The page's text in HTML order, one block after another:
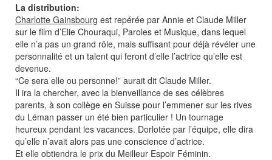
La distribution:
Charlotte Gainsbourg est repérée par Annie et Claude Miller
sur le film d’Elie Chouraqui, Paroles et Musique, dans lequel
elle n’a pas un grand rôle, mais suffisant pour déjà révéler une
personnalité et un talent qui feront d’elle l’actrice qu’elle est
devenue.
“Ce sera elle ou personne!” aurait dit Claude Miller.
Il ira la chercher, avec la bienveillance de ses célèbres
parents, à son collège en Suisse pour l’emmener sur les rives
du Léman passer un été bien particulier ! Un tournage
heureux pendant les vacances. Dorlotée par l’équipe, elle dira
qu’elle n’avait alors pas une conscience d’actrice.
Et elle obtiendra le prix du Meilleur Espoir Féminin.